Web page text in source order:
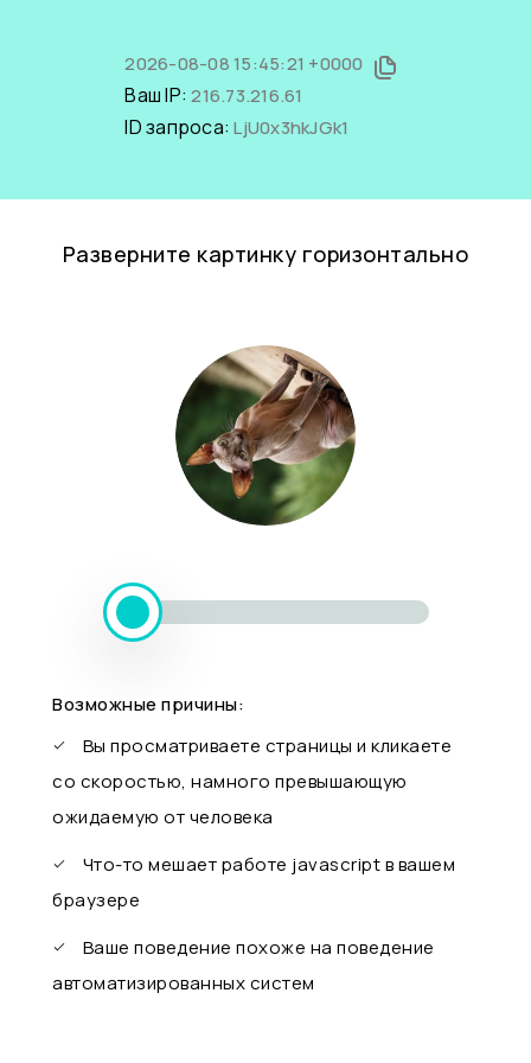
2026-08-08 15:45:21 +0000
Ваш IP:216.73.216.61
ID запроса:LjU0x3hkJGk1
Разверните картинку горизонтально
Возможные причины:
Вы просматриваете страницы и кликаете
со скоростью, намного превышающую
ожидаемую от человека
Что-то мешает работе javascript в вашем
браузере
Ваше поведение похоже на поведение
автоматизированных систем